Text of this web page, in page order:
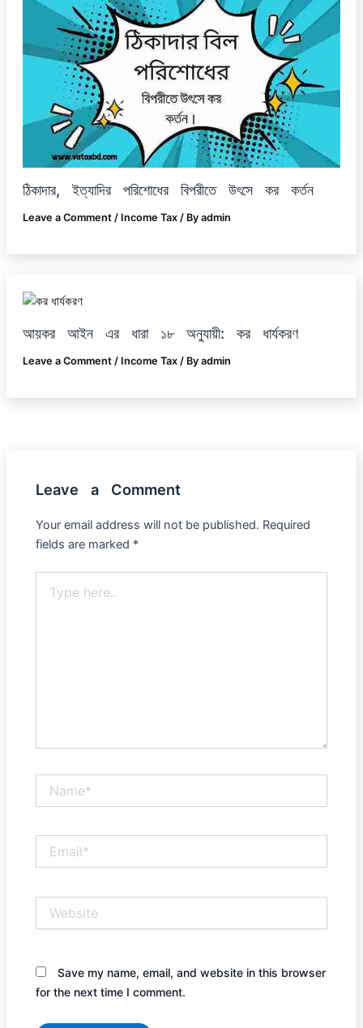
ঠিকাদার, ইত্যাদির পরিশোধের বিপরীতে উৎসে কর কর্তন
Leave a Comment / Income Tax/ By admin
আয়কর আইন এর ধারা ১৮ অনুযায়ী: কর ধার্যকরণ
Leave a Comment / Income Tax/ By admin
Leave a Comment
Your email address will not be published. Required
fields are marked *
here..
Save my name, email, and website in this browser
for the next time I comment.